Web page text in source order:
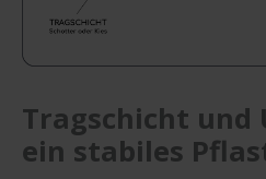
Tragschicht
ein stabiles